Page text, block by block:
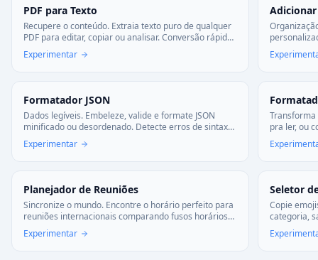
PDF para Texto
Recupere o conteúdo. Extraia texto puro de qualquer
PDF para editar, copiar ou analisar. Conversão rápida
e limpa.
Experimentar
estilo que
Formatador JSON
Dados legíveis. Embeleze, valide e formate JSON
minificado ou desordenado. Detecte erros de sintaxe
automaticamente.
Experimentar
pra ler, ou
com JS,
nada.
Planejador de Reuniões
Sincronize o mundo. Encontre o horário perfeito para
reuniões internacionais comparando fusos horários
visualmente. Planejamento global sem confusões.
Experimentar
Seletor
Copie
categoria,
Perfeito